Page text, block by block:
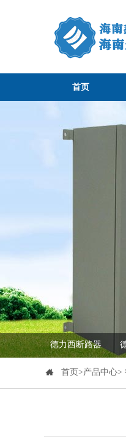
首页
德力西断路器
首页>产品中心>